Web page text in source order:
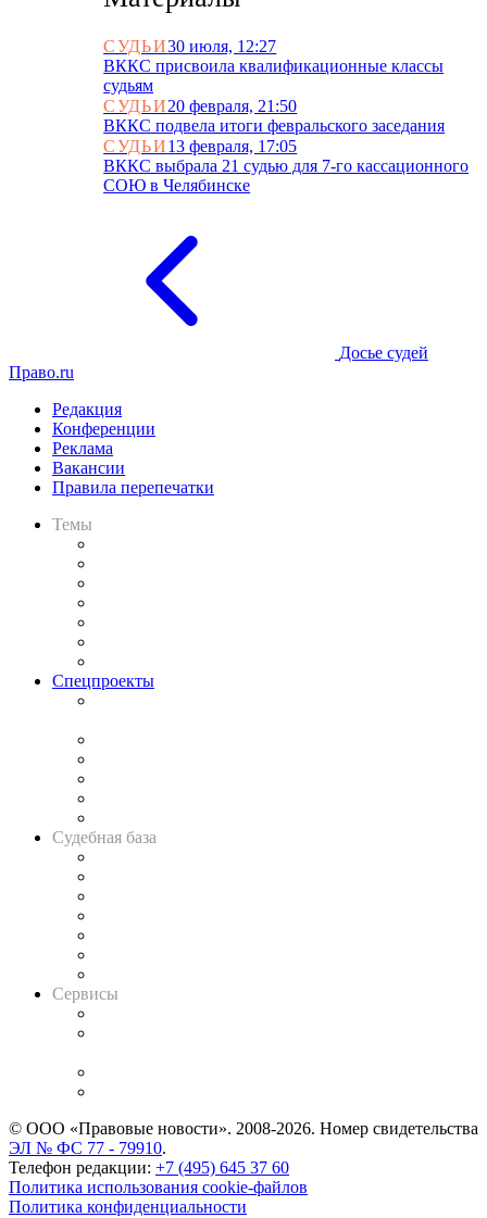
СУДЬИ30 июля, 12:27
ВККС присвоила квалификационные классы
судьям
СУДЬИ20 февраля, 21:50
ВККС подвела итоги февральского заседания
СУДЬИ13 февраля, 17:05
ВККС выбрала 21 судью для 7-го кассационного
СОЮ в Челябинске
Досье судей
Право.ru
Редакция
Конференции
Реклама
Вакансии
Правила перепечатки
Темы
Спецпроекты
Судебная база
Сервисы
© ООО «Правовые новости». 2008-2026. Номер свидетельства
ЭЛ № ФС 77 - 79910.
Телефон редакции: +7 (495) 645 37 60
Политика использования cookie-файлов
Политика конфиденциальности